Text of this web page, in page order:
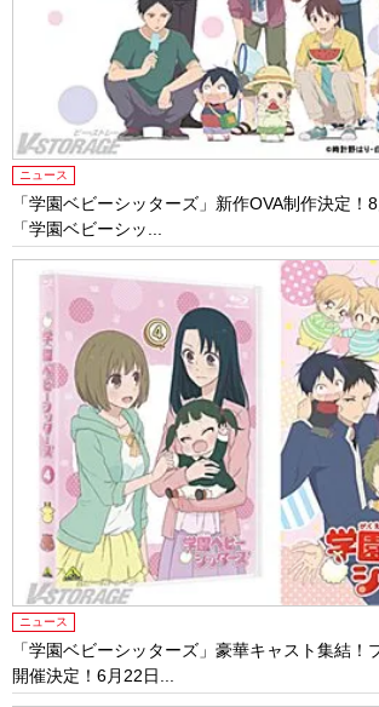
ニュース
「学園ベビーシッターズ」新作OVA制作決定！
「学園ベビーシッ...
ニュース
「学園ベビーシッターズ」豪華キャスト集結！
開催決定！6月22日...